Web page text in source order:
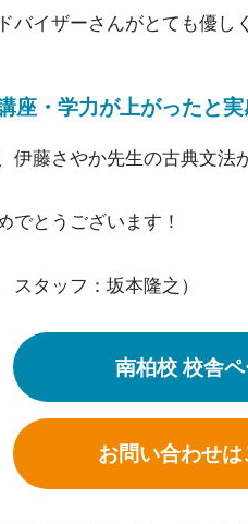
バイザーさんがとても優し
座・学力が上がったと
伊藤さやか先生の古典文法
でとうございます！
タッフ：坂本隆之）
南柏校 校舎
お問い合わせは